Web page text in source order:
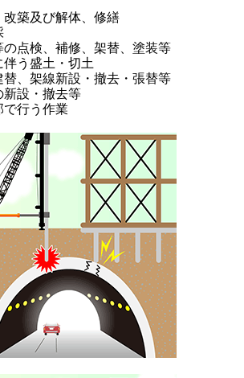
改築及び解体、修繕
の点検、補修、架替、塗装等
伴う盛土・切土
替、架線新設・撤去・張替等
新設・撤去等
で行う作業